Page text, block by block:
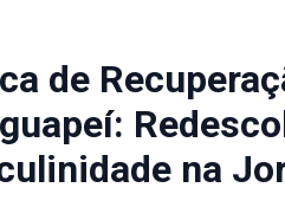
de
na